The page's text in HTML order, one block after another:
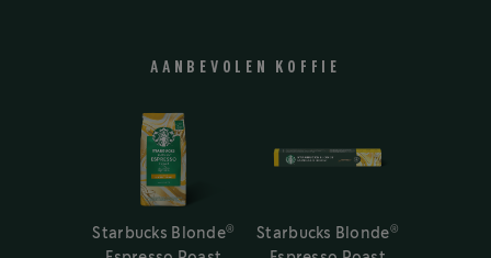
AANBEVOLEN KOFFIE
Starbucks Blonde® Starbucks Blonde®